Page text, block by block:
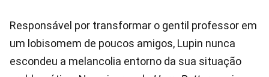
Responsável por transformar o gentil professor em
um lobisomem de poucos amigos, Lupin nunca
escondeu a melancolia entorno da sua situação